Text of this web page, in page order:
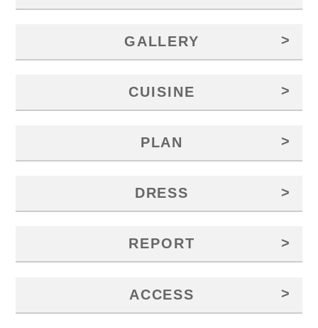
GALLERY >
CUISINE >
PLAN >
DRESS >
REPORT >
ACCESS >